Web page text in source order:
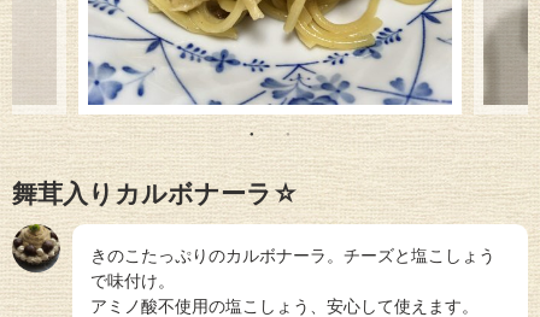
舞茸入りカルボナーラ☆
きのこたっぷりのカルボナーラ。チーズと塩こしょう
で味付け。
アミノ酸不使用の塩こしょう、安心して使えます。